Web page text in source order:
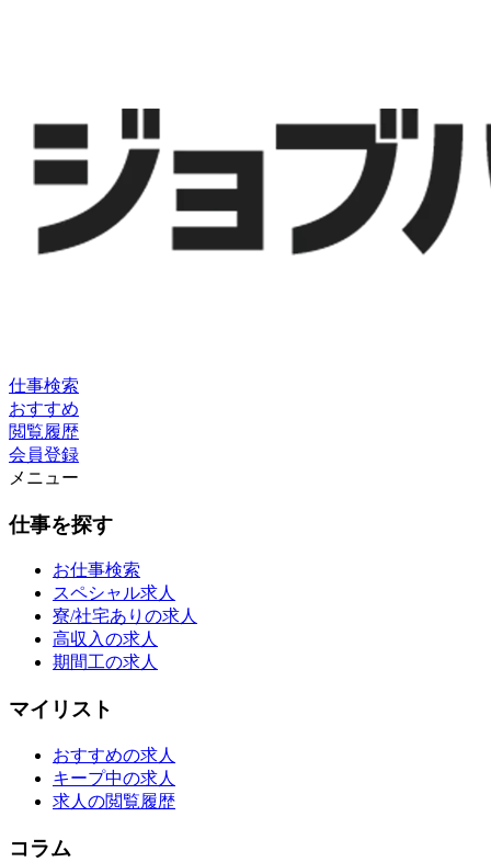
仕事検索
おすすめ
閲覧履歴
会員登録
メニュー
仕事を探す
お仕事検索
スペシャル求人
寮/社宅ありの求人
高収入の求人
期間工の求人
マイリスト
おすすめの求人
キープ中の求人
求人の閲覧履歴
コラム